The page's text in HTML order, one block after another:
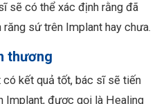
sẽ có thể xác định rằng đã
sứ trên Implant hay chưa.
thương
kết quả tốt, bác sĩ sẽ tiến
Implant, được gọi là Healing